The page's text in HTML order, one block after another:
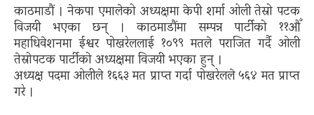
काठमाडौं । नेकपा एमालेको अध्यक्षमा केपी शर्मा ओली तेस्रो पटक
विजयी भएका छन् । काठमाडौंमा सम्पन्न पार्टीको ११औँ
महाधिवेशनमा ईश्वर पोखरेललाई १०९९ मतले पराजित गर्दै ओली
तेस्रोपटक पार्टीको अध्यक्षमा विजयी भएका हुन् ।
अध्यक्ष पदमा ओलीले १६६३ मत प्राप्त गर्दा पोखरेलले ५६४ मत प्राप्त
गरे ।